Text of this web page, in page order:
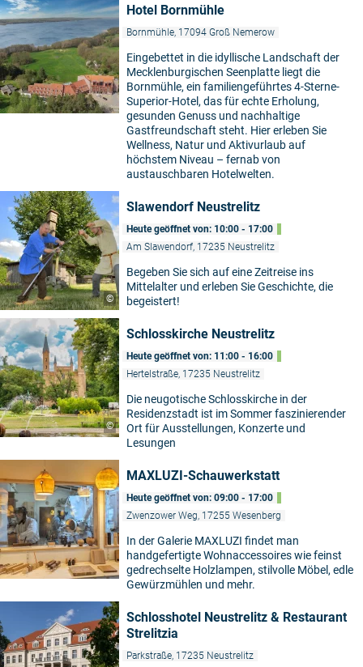
Hotel Bornmühle
Bornmühle, 17094 Groß Nemerow
Eingebettet in die idyllische Landschaft der
Mecklenburgischen Seenplatte liegt die
Bornmühle, ein familiengeführtes 4-Sterne-
Superior-Hotel, das für echte Erholung,
gesunden Genuss und nachhaltige
Gastfreundschaft steht. Hier erleben Sie
Wellness, Natur und Aktivurlaub auf
höchstem Niveau – fernab von
austauschbaren Hotelwelten.
©
Slawendorf Neustrelitz
Heute geöffnet von: 10:00 - 17:00
Am Slawendorf, 17235 Neustrelitz
Begeben Sie sich auf eine Zeitreise ins
Mittelalter und erleben Sie Geschichte, die
begeistert!
©
Schlosskirche Neustrelitz
Heute geöffnet von: 11:00 - 16:00
Hertelstraße, 17235 Neustrelitz
Die neugotische Schlosskirche in der
Residenzstadt ist im Sommer faszinierender
Ort für Ausstellungen, Konzerte und
Lesungen
MAXLUZI-Schauwerkstatt
Heute geöffnet von: 09:00 - 17:00
Zwenzower Weg, 17255 Wesenberg
In der Galerie MAXLUZI findet man
handgefertigte Wohnaccessoires wie feinst
gedrechselte Holzlampen, stilvolle Möbel, edle
Gewürzmühlen und mehr.
Schlosshotel Neustrelitz & Restaurant
Strelitzia
Parkstraße, 17235 Neustrelitz